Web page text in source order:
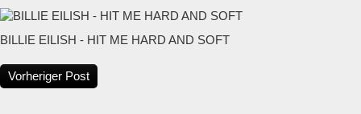
BILLIE EILISH - HIT ME HARD AND SOFT
Vorheriger Post